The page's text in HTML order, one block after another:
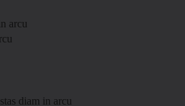
arcu
diam in arcu